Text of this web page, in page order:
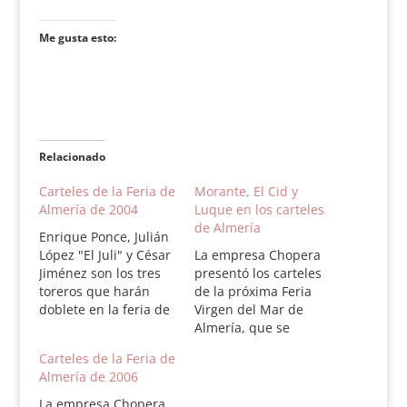
Me gusta esto:
Relacionado
Carteles de la Feria de
Almería de 2004
Enrique Ponce, Julián
López "El Juli" y César
Jiménez son los tres
toreros que harán
doblete en la feria de
22 y el 29 de agosto y
está conformado por
cinco corridas de
Morante, El Cid y
Luque en los carteles
de Almería
La empresa Chopera
presentó los carteles
de la próxima Feria
Virgen del Mar de
Almería, que se
Carteles de la Feria de
Almería de 2006